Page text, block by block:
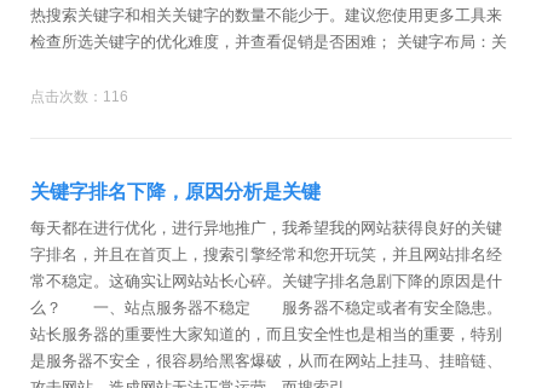
热搜索关键字和相关关键字的数量不能少于。建议您使用更多工具来
检查所选关键字的优化难度，并查看促销是否困难； 关键字布局：关
点击次数：116
关键字排名下降，原因分析是关键
每天都在进行优化，进行异地推广，我希望我的网站获得良好的关键
字排名，并且在首页上，搜索引擎经常和您开玩笑，并且网站排名经
常不稳定。这确实让网站站长心碎。关键字排名急剧下降的原因是什
么？ 一、站点服务器不稳定 服务器不稳定或者有安全隐患。
站长服务器的重要性大家知道的，而且安全性也是相当的重要，特别
是服务器不安全，很容易给黑客爆破，从而在网站上挂马、挂暗链、